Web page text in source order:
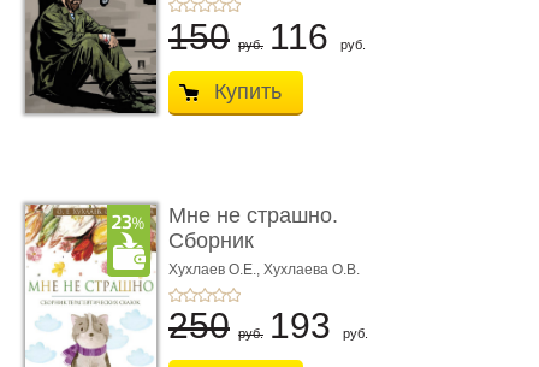
150 руб. 116 руб.
Купить
Мне не страшно.
Сборник
терапевтических
сказо� ...
Хухлаев О.Е., Хухлаева О.В.
250 руб. 193 руб.